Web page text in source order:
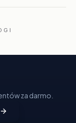
za darmo.